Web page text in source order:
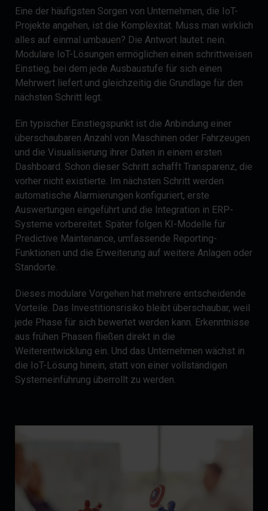
Eine der häufigsten Sorgen von Unternehmen, die IoT-
Projekte angehen, ist die Komplexität. Muss man wirklich
alles auf einmal umbauen? Die Antwort lautet: nein.
Modulare IoT-Lösungen ermöglichen einen schrittweisen
Einstieg, bei dem jede Ausbaustufe für sich einen
Mehrwert liefert und gleichzeitig die Grundlage für den
nächsten Schritt legt.
Ein typischer Einstiegspunkt ist die Anbindung einer
überschaubaren Anzahl von Maschinen oder Fahrzeugen
und die Visualisierung ihrer Daten in einem ersten
Dashboard. Schon dieser Schritt schafft Transparenz, die
vorher nicht existierte. Im nächsten Schritt werden
automatische Alarmierungen konfiguriert, erste
Auswertungen eingeführt und die Integration in ERP-
Systeme vorbereitet. Später folgen KI-Modelle für
Predictive Maintenance, umfassende Reporting-
Funktionen und die Erweiterung auf weitere Anlagen oder
Standorte.
Dieses modulare Vorgehen hat mehrere entscheidende
Vorteile. Das Investitionsrisiko bleibt überschaubar, weil
jede Phase für sich bewertet werden kann. Erkenntnisse
aus frühen Phasen fließen direkt in die
Weiterentwicklung ein. Und das Unternehmen wächst in
die IoT-Lösung hinein, statt von einer vollständigen
Systemeinführung überrollt zu werden.